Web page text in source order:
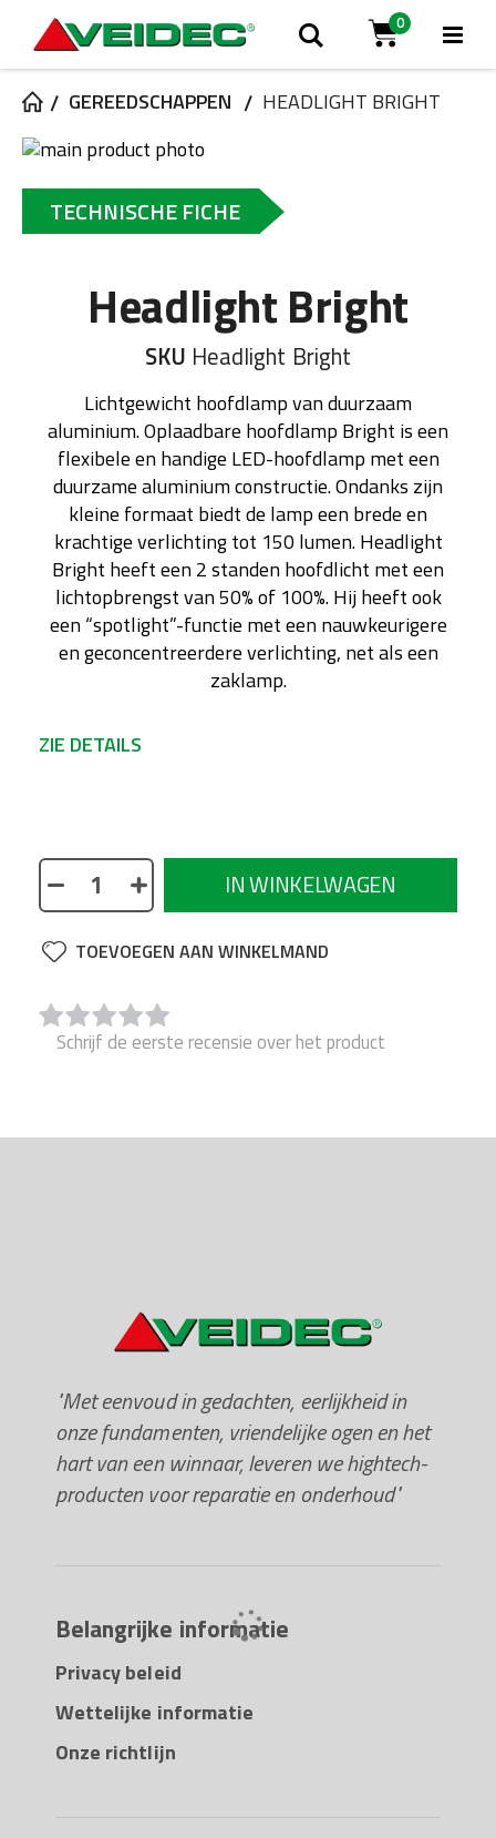
ZoekCart
0
GEREEDSCHAPPEN
HEADLIGHT BRIGHT
Ga
het
einde
van
afbeeldingen-
naar
begin
afbeeldingen-
TECHNISCHE FICHE
Headlight Bright
SKU Headlight Bright
Lichtgewicht hoofdlamp van duurzaam
aluminium. Oplaadbare hoofdlamp Bright is een
flexibele en handige LED-hoofdlamp met een
duurzame aluminium constructie. Ondanks zijn
kleine formaat biedt de lamp een brede en
krachtige verlichting tot 150 lumen. Headlight
Bright heeft een 2 standen hoofdlicht met een
lichtopbrengst van 50% of 100%. Hij heeft ook
een “spotlight”-functie met een nauwkeurigere
en geconcentreerdere verlichting, net als een
zaklamp.
ZIE DETAILS
IN WINKELWAGEN
TOEVOEGEN AAN WINKELMAND
Schrijf de eerste recensie over het product
"Met eenvoud in gedachten, eerlijkheid in
onze fundamenten, vriendelijke ogen en het
hart van een winnaar, leveren we hightech-
producten voor reparatie en onderhoud"
Belangrijke informatie
Privacy beleid
Wettelijke informatie
Onze richtlijn